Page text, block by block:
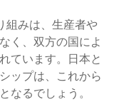
みは、生産者や
く、双方の国によ
ています。日本と
ップは、これから
なるでしょう。